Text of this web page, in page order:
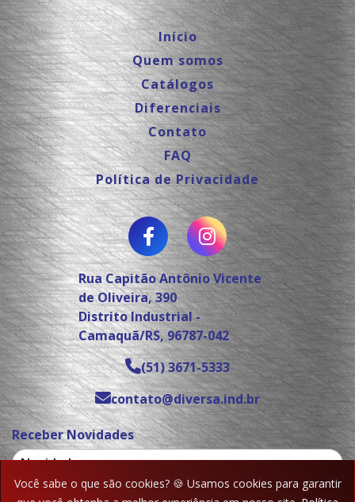
Você sabe o que são cookies? 🍪 Usamos cookies para garantir
Início
Quem somos
Catálogos
Diferenciais
Contato
FAQ
Política de Privacidade
Rua Capitão Antônio Vicente
de Oliveira, 390
Distrito Industrial -
Camaquã/RS, 96787-042
(51) 3671-5333
contato@diversa.ind.br
Receber Novidades